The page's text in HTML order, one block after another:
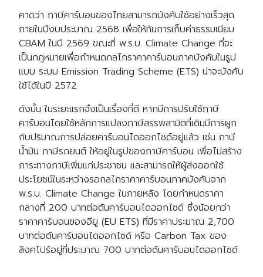
คาดว่า ภาษีคาร์บอนของไทยสามารถบังคับใช้อย่างเร็วสุด
ภายในปีงบประมาณ 2568 เพื่อให้ทันการเก็บค่าธรรมเนียม
CBAM ในปี 2569 ขณะที่ พ.ร.บ. Climate Change ที่จะ
เป็นกฎหมายเพื่อกำหนดกลไกราคาคาร์บอนภาคบังคับในรูป
แบบ ระบบ Emission Trading Scheme (ETS) น่าจะบังคับ
ใช้ได้ในปี 2572
ดังนั้น ในระยะแรกจึงเป็นเรื่องที่ดี หากมีการปรับใช้ภาษี
คาร์บอนโดยใช้หลักการแปลงภาษีสรรพสามิตที่เดิมมีการผูก
กับปริมาณการปล่อยคาร์บอนไดออกไซด์อยู่แล้ว เช่น ภาษี
น้ำมัน ภาษีรถยนต์ ให้อยู่ในรูปของภาษีคาร์บอน เพื่อไม่สร้าง
ภาระทางภาษีเพิ่มแก่ประชาชน และสามารถให้ผู้ส่งออกใช้
ประโยชน์ในระหว่างรอกลไกราคาคาร์บอนภาคบังคับจาก
พ.ร.บ. Climate Change ในภายหลัง โดยกำหนดราคา
กลางที่ 200 บาทต่อตันคาร์บอนไดออกไซด์ ซึ่งน้อยกว่า
ราคาคาร์บอนของอียู (EU ETS) ที่มีราคาประมาณ 2,700
บาทต่อตันคาร์บอนไดออกไซด์ หรือ Carbon Tax ของ
สิงคโปร์อยู่ที่ประมาณ 700 บาทต่อตันคาร์บอนไดออกไซด์